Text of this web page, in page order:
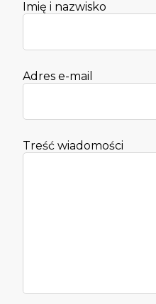
Imię i nazwisko
Adres e-mail
Treść wiadomości